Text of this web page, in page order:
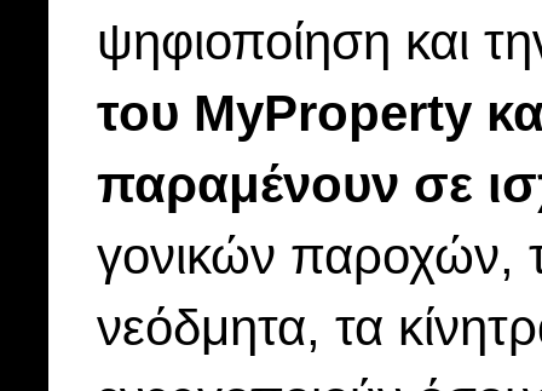
ψηφιοποίηση και
του MyProperty
παραμένουν σε
γονικών
νεόδμητα, τα